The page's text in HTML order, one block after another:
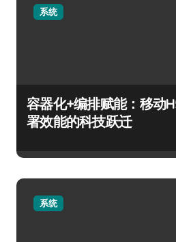
系统
容器化+编排赋能：移动
署效能的科技跃迁
系统